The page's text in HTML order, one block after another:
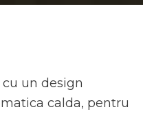
cu un design
calda, pentru